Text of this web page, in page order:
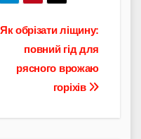
Як обрізати ліщину:
повний гід для
рясного врожаю
горіхів